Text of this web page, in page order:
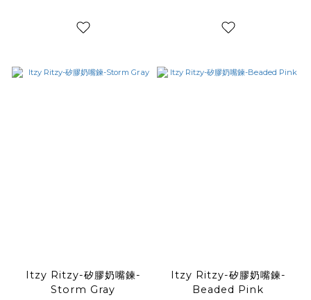
Itzy Ritzy-矽膠奶嘴鍊-
Storm Gray
Itzy Ritzy-矽膠奶嘴鍊-
Beaded Pink